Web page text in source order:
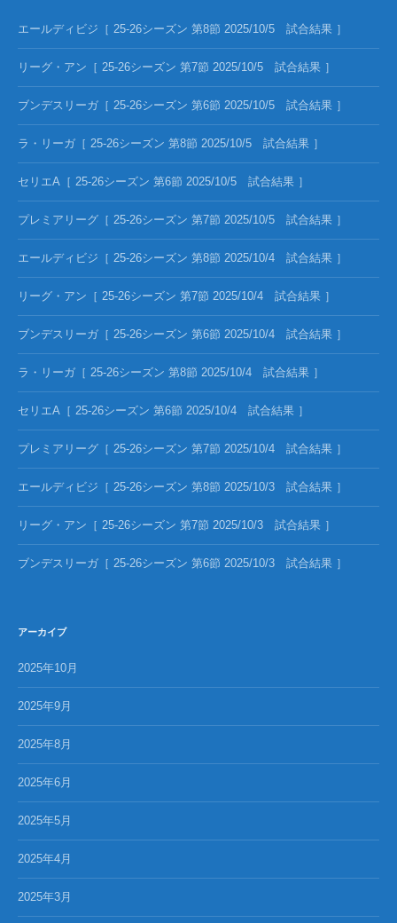
エールディビジ［ 25-26シーズン 第8節 2025/10/5 試合結果 ］
リーグ・アン［ 25-26シーズン 第7節 2025/10/5 試合結果 ］
ブンデスリーガ［ 25-26シーズン 第6節 2025/10/5 試合結果 ］
ラ・リーガ［ 25-26シーズン 第8節 2025/10/5 試合結果 ］
セリエA［ 25-26シーズン 第6節 2025/10/5 試合結果 ］
プレミアリーグ［ 25-26シーズン 第7節 2025/10/5 試合結果 ］
エールディビジ［ 25-26シーズン 第8節 2025/10/4 試合結果 ］
リーグ・アン［ 25-26シーズン 第7節 2025/10/4 試合結果 ］
ブンデスリーガ［ 25-26シーズン 第6節 2025/10/4 試合結果 ］
ラ・リーガ［ 25-26シーズン 第8節 2025/10/4 試合結果 ］
セリエA［ 25-26シーズン 第6節 2025/10/4 試合結果 ］
プレミアリーグ［ 25-26シーズン 第7節 2025/10/4 試合結果 ］
エールディビジ［ 25-26シーズン 第8節 2025/10/3 試合結果 ］
リーグ・アン［ 25-26シーズン 第7節 2025/10/3 試合結果 ］
ブンデスリーガ［ 25-26シーズン 第6節 2025/10/3 試合結果 ］
アーカイブ
2025年10月
2025年9月
2025年8月
2025年6月
2025年5月
2025年4月
2025年3月